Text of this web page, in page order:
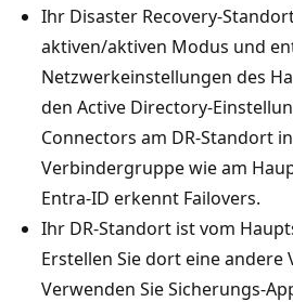
Ihr Disaster Recovery-
aktiven/aktiven Modus und
Netzwerkeinstellungen des
den Active Directory-
Connectors am DR-Standort
Verbindergruppe wie am
Entra-ID erkennt Failovers.
Ihr DR-Standort ist vom
Erstellen Sie dort eine
Verwenden Sie Sicherungs-